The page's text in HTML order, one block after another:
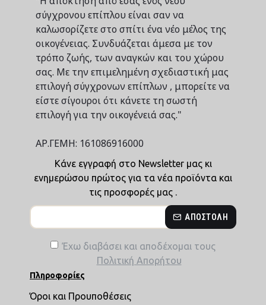
σύγχρονου επίπλου είναι σαν να
καλωσορίζετε στο σπίτι ένα νέο μέλος της
οικογένειας. Συνδυάζεται άμεσα με τον
τρόπο ζωής, των αναγκών και του χώρου
σας. Με την επιμελημένη σχεδιαστική μας
επιλογή σύγχρονων επίπλων , μπορείτε να
είστε σίγουροι ότι κάνετε τη σωστή
επιλογή για την οικογένειά σας."
ΑΡ.ΓΕΜΗ: 161086916000
Κάνε εγγραφή στο Newsletter μας κι
ενημερώσου πρώτος για τα νέα προϊόντα και
τις προσφορές μας .
ΑΠΟΣΤΟΛΉ
Έχω διαβάσει και αποδέχομαι τους
Πολιτική Απορήτου
Πληροφορίες
Όροι και Προυποθέσεις